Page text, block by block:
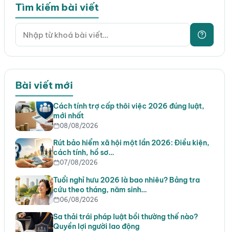
Tìm kiếm bài viết
Bài viết mới
Cách tính trợ cấp thôi việc 2026 đúng luật,
mới nhất
08/08/2026
Rút bảo hiểm xã hội một lần 2026: Điều kiện,
cách tính, hồ sơ…
07/08/2026
Tuổi nghỉ hưu 2026 là bao nhiêu? Bảng tra
cứu theo tháng, năm sinh…
06/08/2026
Sa thải trái pháp luật bồi thường thế nào?
Quyền lợi người lao động